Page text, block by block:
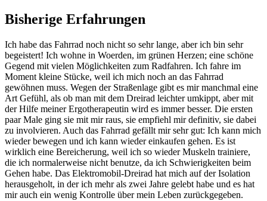
Bisherige Erfahrungen
Ich habe das Fahrrad noch nicht so sehr lange, aber ich bin sehr
begeistert! Ich wohne in Woerden, im grünen Herzen; eine schöne
Gegend mit vielen Möglichkeiten zum Radfahren. Ich fahre im
Moment kleine Stücke, weil ich mich noch an das Fahrrad
gewöhnen muss. Wegen der Straßenlage gibt es mir manchmal eine
Art Gefühl, als ob man mit dem Dreirad leichter umkippt, aber mit
der Hilfe meiner Ergotherapeutin wird es immer besser. Die ersten
paar Male ging sie mit mir raus, sie empfiehl mir definitiv, sie dabei
zu involvieren. Auch das Fahrrad gefällt mir sehr gut: Ich kann mich
wieder bewegen und ich kann wieder einkaufen gehen. Es ist
wirklich eine Bereicherung, weil ich so wieder Muskeln trainiere,
die ich normalerweise nicht benutze, da ich Schwierigkeiten beim
Gehen habe. Das Elektromobil-Dreirad hat mich auf der Isolation
herausgeholt, in der ich mehr als zwei Jahre gelebt habe und es hat
mir auch ein wenig Kontrolle über mein Leben zurückgegeben.